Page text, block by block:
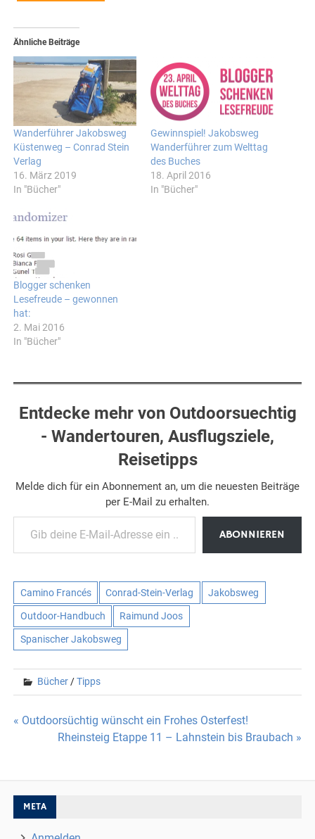
Ähnliche Beiträge
Wanderführer Jakobsweg
Küstenweg – Conrad Stein
Verlag
16. März 2019
In "Bücher"
Gewinnspiel! Jakobsweg
Wanderführer zum Welttag
des Buches
18. April 2016
In "Bücher"
Blogger schenken
Lesefreude – gewonnen
hat:
2. Mai 2016
In "Bücher"
Entdecke mehr von Outdoorsuechtig
- Wandertouren, Ausflugsziele,
Reisetipps
Melde dich für ein Abonnement an, um die neuesten Beiträge
per E-Mail zu erhalten.
Gib deine E-Mail-Adresse ein ...
ABONNIEREN
Camino Francés Conrad-Stein-Verlag Jakobsweg
Outdoor-Handbuch Raimund Joos
Spanischer Jakobsweg
Bücher/Tipps
Beitragsnavigation
« Outdoorsüchtig wünscht ein Frohes Osterfest!
Rheinsteig Etappe 11 – Lahnstein bis Braubach »
META